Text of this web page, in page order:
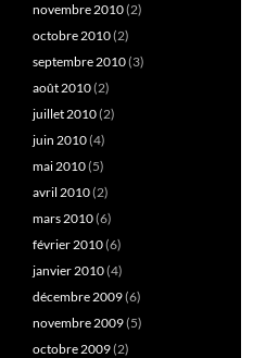
novembre 2010(2)
octobre 2010(2)
septembre 2010(3)
août 2010(2)
juillet 2010(2)
juin 2010(4)
mai 2010(5)
avril 2010(2)
mars 2010(6)
février 2010(6)
janvier 2010(4)
décembre 2009(6)
novembre 2009(5)
octobre 2009(2)